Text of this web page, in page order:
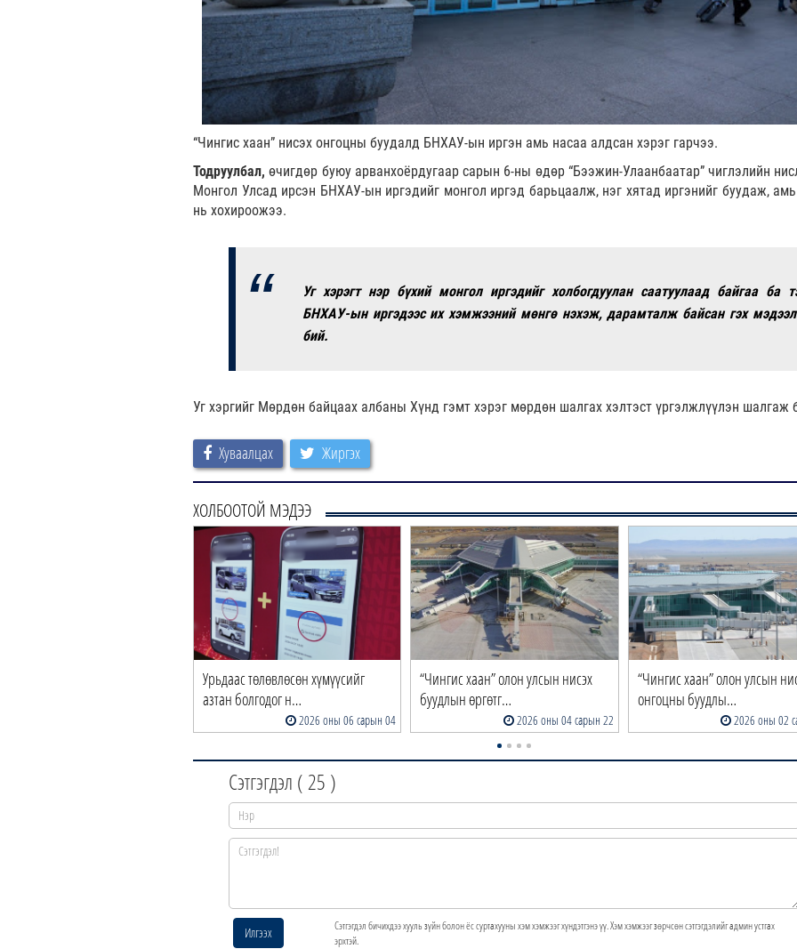
“Чингис хаан” нисэх онгоцны буудалд БНХАУ-ын иргэн амь насаа алдсан хэрэг гарчээ.
Тодруулбал, өчигдөр буюу арванхоёрдугаар сарын 6-ны өдөр “Бээжин-Улаанбаатар” чиглэлийн
Монгол Улсад ирсэн БНХАУ-ын иргэдийг монгол иргэд барьцаалж, нэг хятад иргэнийг буудаж,
нь хохироожээ.
Уг хэрэгт нэр бүхий монгол иргэдийг холбогдуулан саатуулаад байгаа ба
БНХАУ-ын иргэдээс их хэмжээний мөнгө нэхэж, дарамталж байсан гэх
бий.
Уг хэргийг Мөрдөн байцаах албаны Хүнд гэмт хэрэг мөрдөн шалгах хэлтэст үргэлжлүүлэн шалгаж
Хуваалцах Жиргэх
ХОЛБООТОЙ МЭДЭЭ
Урьдаас төлөвлөсөн хүмүүсийг
азтан болгодог н…
2026 оны 06 сарын 04
“Чингис хаан” олон улсын нисэх
буудлын өргөтг…
2026 оны 04 сарын 22
“Чингис хаан” олон улсын
онгоцны буудлы…
2026 оны 02
Сэтгэгдэл (25 )
Илгээх
Сэтгэгдэл бичихдээ хууль зүйн болон ёс суртахууны хэм хэмжээг хүндэтгэнэ үү. Хэм хэмжээг зөрчсөн сэтгэгдэлийг админ устгах
эрхтэй.